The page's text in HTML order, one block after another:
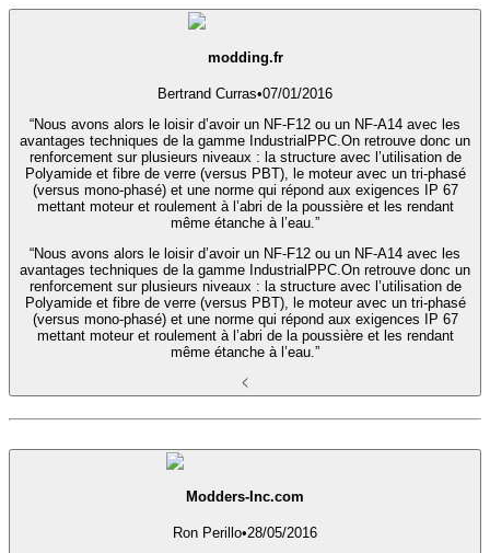
modding.fr
Bertrand Curras•07/01/2016
“Nous avons alors le loisir d’avoir un NF-F12 ou un NF-A14 avec les
avantages techniques de la gamme IndustrialPPC.On retrouve donc un
renforcement sur plusieurs niveaux : la structure avec l’utilisation de
Polyamide et fibre de verre (versus PBT), le moteur avec un tri-phasé
(versus mono-phasé) et une norme qui répond aux exigences IP 67
mettant moteur et roulement à l’abri de la poussière et les rendant
même étanche à l’eau.”
“Nous avons alors le loisir d’avoir un NF-F12 ou un NF-A14 avec les
avantages techniques de la gamme IndustrialPPC.On retrouve donc un
renforcement sur plusieurs niveaux : la structure avec l’utilisation de
Polyamide et fibre de verre (versus PBT), le moteur avec un tri-phasé
(versus mono-phasé) et une norme qui répond aux exigences IP 67
mettant moteur et roulement à l’abri de la poussière et les rendant
même étanche à l’eau.”
Modders-Inc.com
Ron Perillo•28/05/2016